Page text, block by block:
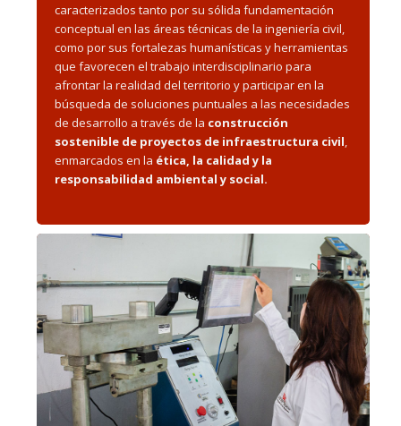
caracterizados tanto por su sólida fundamentación
conceptual en las áreas técnicas de la ingeniería civil,
como por sus fortalezas humanísticas y herramientas
que favorecen el trabajo interdisciplinario para
afrontar la realidad del territorio y participar en la
búsqueda de soluciones puntuales a las necesidades
de desarrollo a través de la construcción
sostenible de proyectos de infraestructura civil,
enmarcados en la ética, la calidad y la
responsabilidad ambiental y social.